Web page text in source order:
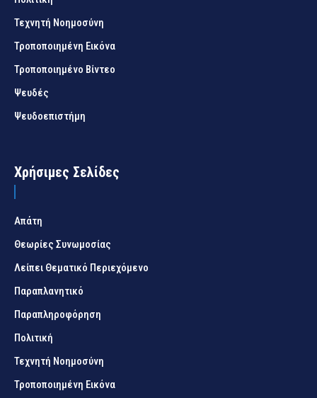
Τεχνητή Νοημοσύνη
Τροποποιημένη Εικόνα
Τροποποιημένο Βίντεο
Ψευδές
Ψευδοεπιστήμη
Χρήσιμες Σελίδες
Απάτη
Θεωρίες Συνωμοσίας
Λείπει Θεματικό Περιεχόμενο
Παραπλανητικό
Παραπληροφόρηση
Πολιτική
Τεχνητή Νοημοσύνη
Τροποποιημένη Εικόνα